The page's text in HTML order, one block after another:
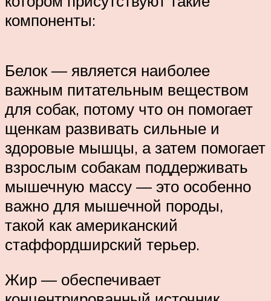
компоненты:
Белок — является наиболее
важным питательным веществом
для собак, потому что он помогает
щенкам развивать сильные и
здоровые мышцы, а затем помогает
взрослым собакам поддерживать
мышечную массу — это особенно
важно для мышечной породы,
такой как американский
стаффордширский терьер.
Жир — обеспечивает